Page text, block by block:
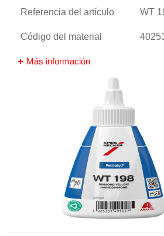
Referencia del artículo WT
Código del material
Más información